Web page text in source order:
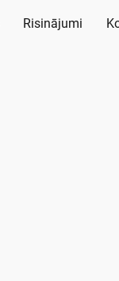
Risinājumi